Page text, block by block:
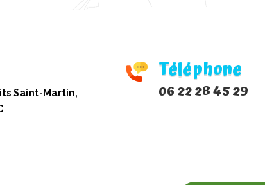
Saint-Martin,
Téléphone
06 22 28 45 29